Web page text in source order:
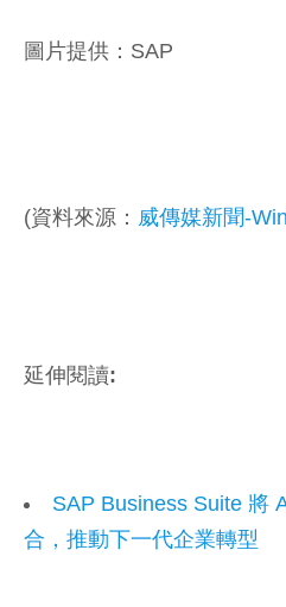
圖片提供：SAP
(資料來源： 威傳媒新聞-
延伸閱讀:
SAP Business Suite 將
合，推動下一代企業轉型